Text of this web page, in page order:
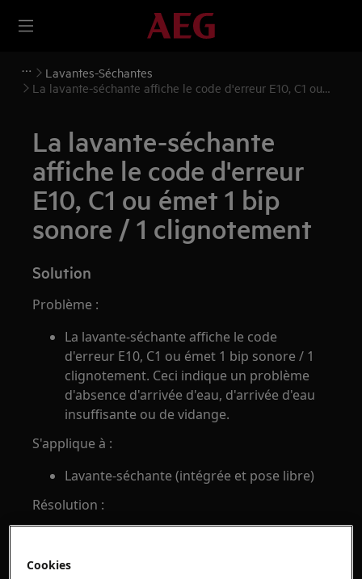
Lavantes-Séchantes
La lavante-séchante affiche le code d'erreur E10, C1 ou
La lavante-séchante
affiche le code d'erreur
E10, C1 ou émet 1 bip
sonore / 1 clignotement
Solution
Problème :
La lavante-séchante affiche le code
d'erreur E10, C1 ou émet 1 bip sonore / 1
clignotement. Ceci indique un problème
d'absence d'arrivée d'eau, d'arrivée d'eau
insuffisante ou de vidange.
S'applique à :
Lavante-séchante (intégrée et pose libre)
Résolution :
Fermez le robinet et retirez le tuyau
Cookies